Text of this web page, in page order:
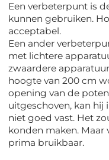
Een verbeterpunt is
kunnen gebruiken.
acceptabel.
Een ander
met lichtere
zwaardere
hoogte van 200 cm
opening van de
uitgeschoven, kan hij
niet goed vast. Het
konden maken. Maar
prima bruikbaar.